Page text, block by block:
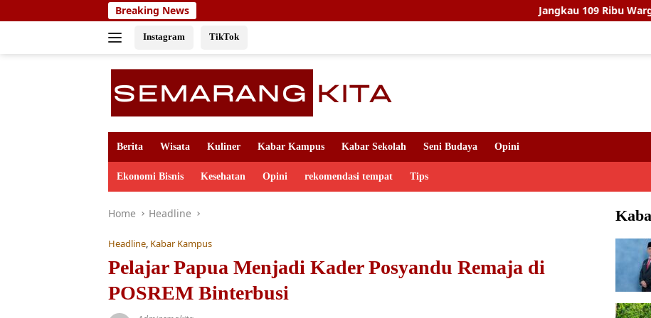
to
Breaking News Jangkau 109 Ribu Warga, Setya
Instagram TikTok
Berita Wisata Kuliner Kabar Kampus Kabar Sekolah Seni Budaya Opini
Ekonomi Bisnis Kesehatan Opini rekomendasi tempat Tips
Home Headline
Headline, Kabar Kampus
Pelajar Papua Menjadi Kader Posyandu Remaja di
POSREM Binterbusi